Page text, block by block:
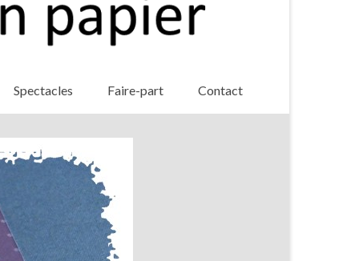
Spectacles Faire-part Contact